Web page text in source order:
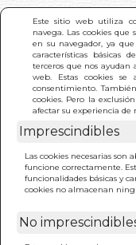
Este sitio web utiliza
navega. Las cookies que
en su navegador, ya
características básicas
terceros que nos
web. Estas cookies se
consentimiento.
cookies. Pero la
afectar su experiencia de
Imprescindibles
Las cookies necesarias
funcione correctamente.
funcionalidades básicas y
cookies no almacenan
No
INICIO > GUIA